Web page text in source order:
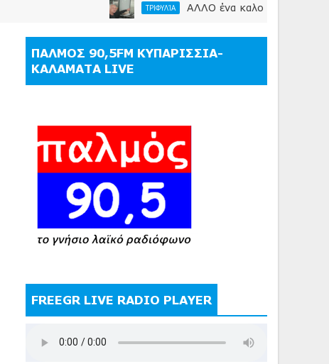
ΤΡΙΦΥΛΊΑ ΑΛΛΟ ένα καλοκαίρι χωρίς τον
ΠΑΛΜΟΣ 90,5FM ΚΥΠΑΡΙΣΣΙΑ-
ΚΑΛΑΜΑΤΑ LIVE
FREEGR LIVE RADIO PLAYER